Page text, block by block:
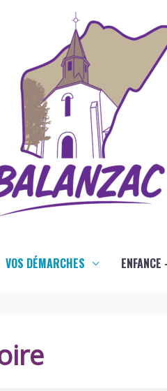
VOS DÉMARCHES